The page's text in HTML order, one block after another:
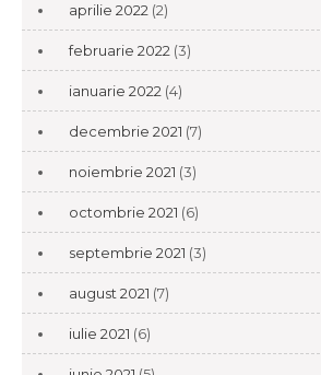
aprilie 2022 (2)
februarie 2022 (3)
ianuarie 2022 (4)
decembrie 2021 (7)
noiembrie 2021 (3)
octombrie 2021 (6)
septembrie 2021 (3)
august 2021 (7)
iulie 2021 (6)